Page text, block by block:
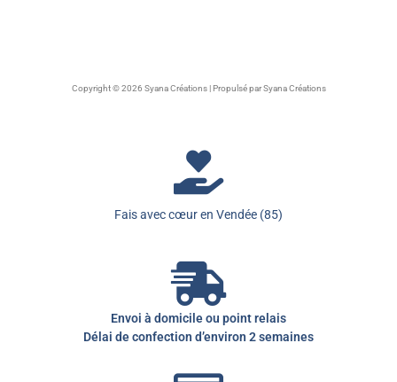
Copyright © 2026 Syana Créations | Propulsé par Syana Créations
Fais avec cœur en Vendée (85)
Envoi à domicile ou point relais
Délai de confection d’environ 2 semaines